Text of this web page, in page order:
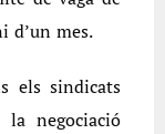
d’un mes.
els sindicats
negociació